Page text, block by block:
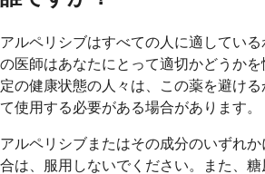
アルペリシブはすべての人に適してい
の医師はあなたにとって適切かどうか
定の健康状態の人々は、この薬を避け
て使用する必要がある場合があります。
アルペリシブまたはその成分のいずれ
合は、服用しないでください。また、